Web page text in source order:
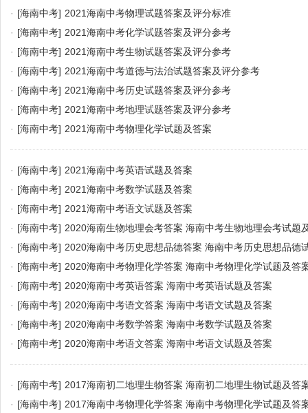
· [海南中考] 2021海南中考物理试题答案及评分标准
· [海南中考] 2021海南中考化学试题答案及评分参考
· [海南中考] 2021海南中考生物试题答案及评分参考
· [海南中考] 2021海南中考道德与法治试题答案及评分参考
· [海南中考] 2021海南中考历史试题答案及评分参考
· [海南中考] 2021海南中考地理试题答案及评分参考
· [海南中考] 2021海南中考物理化学试题及答案
· [海南中考] 2021海南中考英语试题及答案
· [海南中考] 2021海南中考数学试题及答案
· [海南中考] 2021海南中考语文试题及答案
· [海南中考] 2020海南生物地理会考答案 海南中考生物地理会考试题
· [海南中考] 2020海南中考历史思想品德答案 海南中考历史思想品德
· [海南中考] 2020海南中考物理化学答案 海南中考物理化学试题及答
· [海南中考] 2020海南中考英语答案 海南中考英语试题及答案
· [海南中考] 2020海南中考语文答案 海南中考语文试题及答案
· [海南中考] 2020海南中考数学答案 海南中考数学试题及答案
· [海南中考] 2020海南中考语文答案 海南中考语文试题及答案
· [海南中考] 2017海南初二地理生物答案 海南初二地理生物试题及答
· [海南中考] 2017海南中考物理化学答案 海南中考物理化学试题及答